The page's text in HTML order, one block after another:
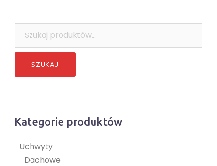
Szukaj:
Kategorie produktów
Uchwyty
Dachowe